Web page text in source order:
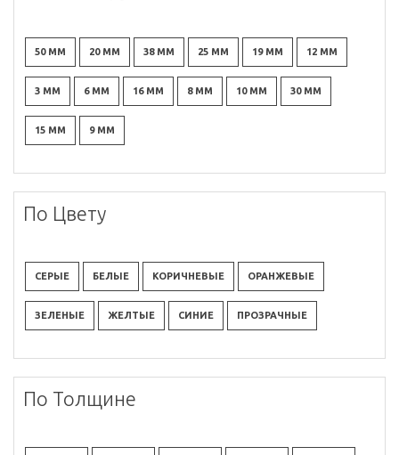
50 ММ 20 ММ 38 ММ 25 ММ 19 ММ 12 ММ
3 ММ 6 ММ 16 ММ 8 ММ 10 ММ 30 ММ
15 ММ 9 ММ
По Цвету
СЕРЫЕ БЕЛЫЕ КОРИЧНЕВЫЕ ОРАНЖЕВЫЕ
ЗЕЛЕНЫЕ ЖЕЛТЫЕ СИНИЕ ПРОЗРАЧНЫЕ
По Толщине